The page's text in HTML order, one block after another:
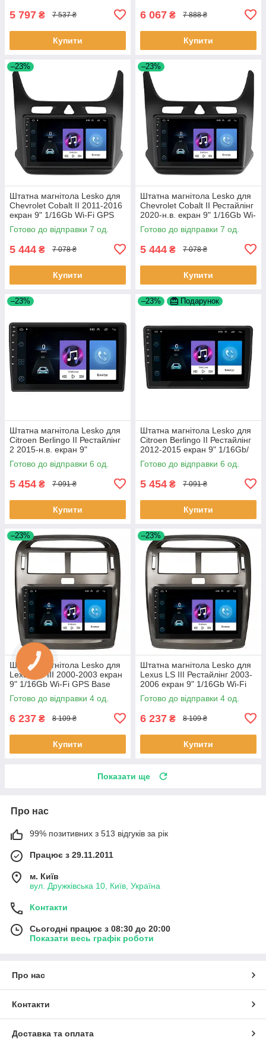
5 797 ₴ 7 537 ₴
Купити
6 067 ₴ 7 888 ₴
Купити
–23%
Штатна магнітола Lesko для
Chevrolet Cobalt II 2011-2016
екран 9" 1/16Gb Wi-Fi GPS
Base Шевроле Кобальт 7 шт.
Готово до відправки 7 од.
5 444 ₴ 7 078 ₴
Купити
–23%
Штатна магнітола Lesko для
Chevrolet Cobalt II Рестайлінг
2020-н.в. екран 9" 1/16Gb Wi-
Fi GPS Base 7 шт.
Готово до відправки 7 од.
5 444 ₴ 7 078 ₴
Купити
–23%
Штатна магнітола Lesko для
Citroen Berlingo II Рестайлінг
2 2015-н.в. екран 9"
1/16Gb/Wi-Fi GPS Optima 6шт
Готово до відправки 6 од.
5 454 ₴ 7 091 ₴
Купити
–23% Подарунок
Штатна магнітола Lesko для
Citroen Berlingo II Рестайлінг
2012-2015 екран 9" 1/16Gb/
Wi-Fi GPS Optima 6шт
Готово до відправки 6 од.
5 454 ₴ 7 091 ₴
Купити
–23%
Штатна магнітола Lesko для
Lexus LS III 2000-2003 екран
9" 1/16Gb Wi-Fi GPS Base
Лексус 4 шт.
Готово до відправки 4 од.
6 237 ₴ 8 109 ₴
Купити
–23%
Штатна магнітола Lesko для
Lexus LS III Рестайлінг 2003-
2006 екран 9" 1/16Gb Wi-Fi
GPS Base 4 шт.
Готово до відправки 4 од.
6 237 ₴ 8 109 ₴
Купити
Показати ще
Про нас
99% позитивних з 513 відгуків за рік
Працює з 29.11.2011
м. Київ
вул. Дружківська 10, Київ, Україна
Контакти
Сьогодні працює з 08:30 до 20:00
Показати весь графік роботи
Про нас
Контакти
Доставка та оплата